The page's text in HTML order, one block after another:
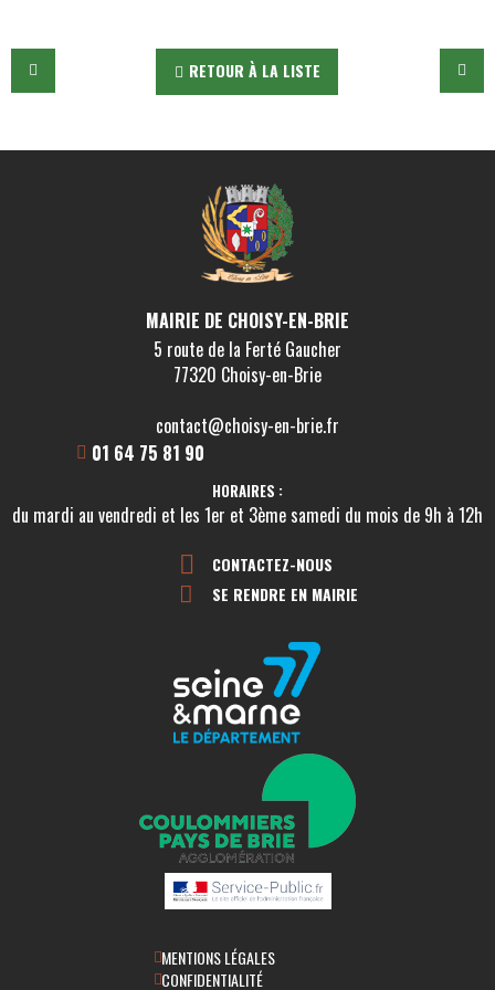
RETOUR À LA LISTE
MAIRIE DE CHOISY-EN-BRIE
5 route de la Ferté Gaucher
77320 Choisy-en-Brie
contact@choisy-en-brie.fr
01 64 75 81 90
HORAIRES :
du mardi au vendredi et les 1er et 3ème samedi du mois de 9h à 12h
CONTACTEZ-NOUS
SE RENDRE EN MAIRIE
MENTIONS LÉGALES
CONFIDENTIALITÉ